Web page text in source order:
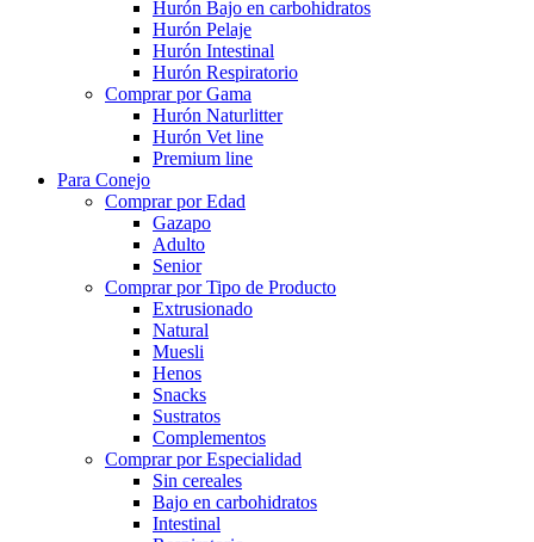
Hurón Bajo en carbohidratos
Hurón Pelaje
Hurón Intestinal
Hurón Respiratorio
Comprar por Gama
Hurón Naturlitter
Hurón Vet line
Premium line
Para Conejo
Comprar por Edad
Gazapo
Adulto
Senior
Comprar por Tipo de Producto
Extrusionado
Natural
Muesli
Henos
Snacks
Sustratos
Complementos
Comprar por Especialidad
Sin cereales
Bajo en carbohidratos
Intestinal